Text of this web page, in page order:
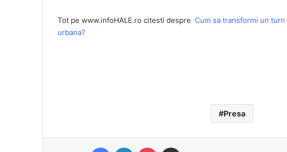
Tot pe www.infoHALE.ro citesti despre Cum sa transformi un
urbana?
Presa
FacebookLinkedIn Pocket